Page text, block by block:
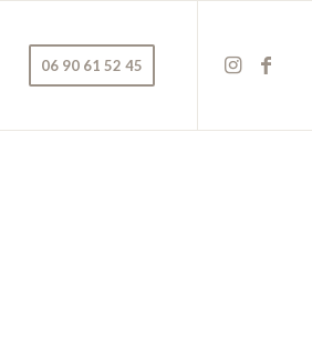
06 90 61 52 45